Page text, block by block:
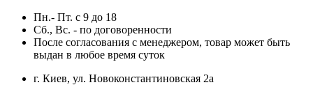
Пн.- Пт. с 9 до 18
Сб., Вс. - по договоренности
После согласования с менеджером, товар может быть
выдан в любое время суток
г. Киев, ул. Новоконстантиновская 2а